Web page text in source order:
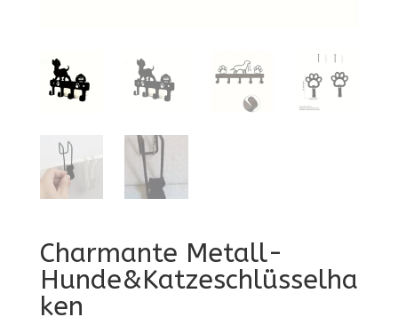
Charmante Metall-
Hunde&Katzeschlüsselha
ken